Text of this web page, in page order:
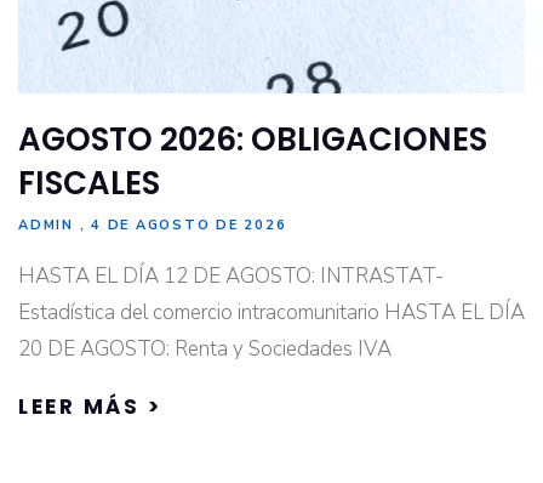
AGOSTO 2026: OBLIGACIONES
FISCALES
ADMIN 4 DE AGOSTO DE 2026
HASTA EL DÍA 12 DE AGOSTO: INTRASTAT-
Estadística del comercio intracomunitario HASTA EL DÍA
20 DE AGOSTO: Renta y Sociedades IVA
LEER MÁS >